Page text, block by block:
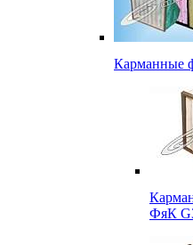
Карманные
ФяК